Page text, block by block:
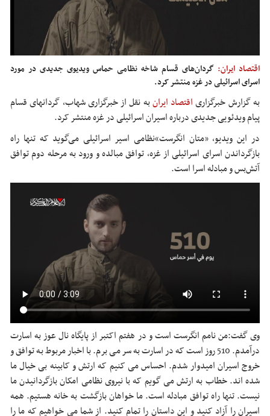
اقتصاد ایران: گردان‌های قسام شاخه نظامی حماس ویدیوی جدیدی در مورد
اسرای اسرائیلی در غزه منتشر کرد.
به گزارش خبرگزاریاقتصاد ایرانبه نقل از خبرگزاری شهاب، گردانهای قسام
پیام ویدئویی جدیدی درباره اسیران اسرائیلی در غزه منتشر کرد.
در این ویدیو، «متان انگرست»نظامی اسیر اسرائیلی می‌گوید که تنها راه
بازگرداندن اسرای اسرائیلی از غزه، توافق مبالده و ورود به مرحله دوم توافق
آتش‌بس و مبادله اسرا است.
وی گفت:من نامم انگرست است و در هفتم اکتبر از پایگاه نال عوز به اسارت
درآمدم. 510 روز است که در اسارت به سر می برم. با اخبار مربوط به توافق و
خروج اسیران امیدوار شدم. احساس می کنیم که ارتش و کابینه بی خیال ما
شده اند. خطاب به ارتش می گویم که با نیروی نظامی امکان بازگردانیدن ما
نیست. تنها راه توافق مبادله است. ما خواهان بازگشت به خانه هستیم. همه
اسیران را آزاد کنید و این داستان را تمام کنید. از شما می خواهیم که ما را